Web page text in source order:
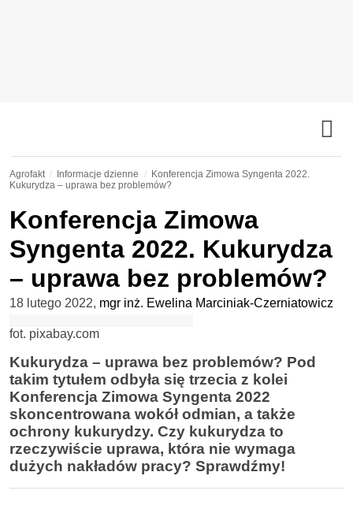
Agrofakt Informacje dzienne
Konferencja Zimowa Syngenta 2022.
Kukurydza – uprawa bez problemów?
Konferencja Zimowa
Syngenta 2022. Kukurydza
– uprawa bez problemów?
18 lutego 2022, mgr inż. Ewelina Marciniak-Czerniatowicz
fot. pixabay.com
Kukurydza – uprawa bez problemów? Pod
takim tytułem odbyła się trzecia z kolei
Konferencja Zimowa Syngenta 2022
skoncentrowana wokół odmian, a także
ochrony kukurydzy. Czy kukurydza to
rzeczywiście uprawa, która nie wymaga
dużych nakładów pracy? Sprawdźmy!